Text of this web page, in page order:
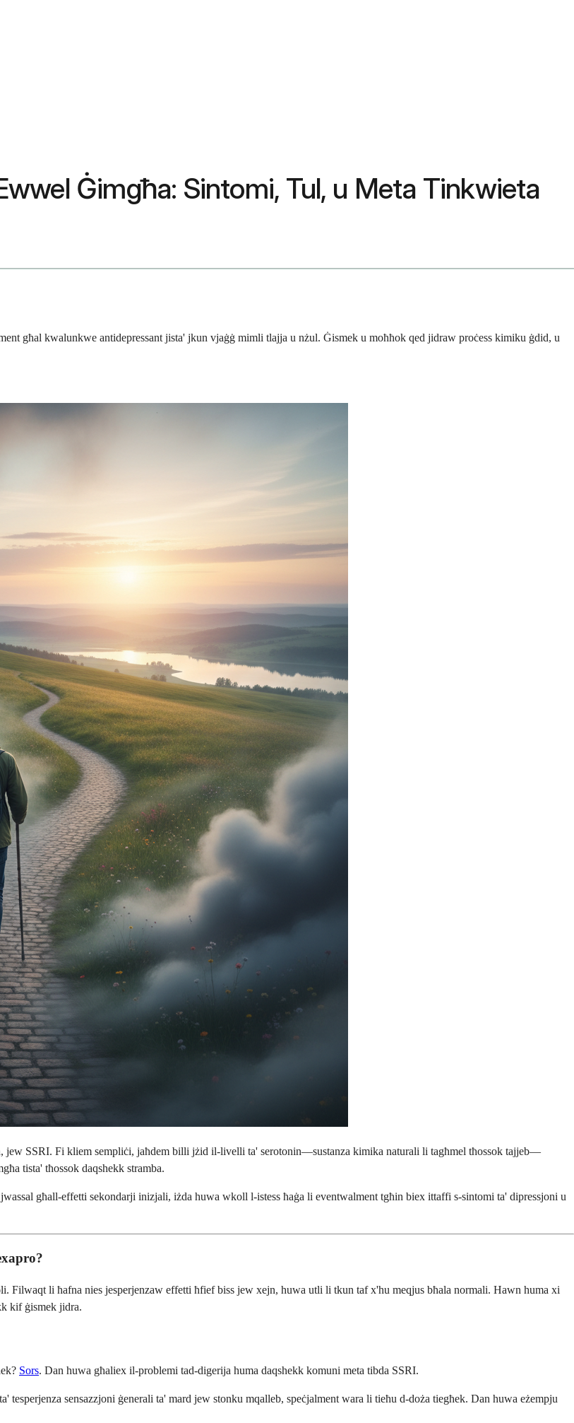
Ġimgħa: Sintomi, Tul, u Meta Tinkwieta
għal kwalunkwe antidepressant jista' jkun vjaġġ mimli tlajja u nżul. Ġismek u moħħok qed jidraw proċess kimiku ġdid, u
jew SSRI. Fi kliem sempliċi, jaħdem billi jżid il-livelli ta' serotonin—sustanza kimika naturali li tagħmel tħossok tajjeb—
tista' tħossok daqshekk stramba.
għall-effetti sekondarji inizjali, iżda huwa wkoll l-istess ħaġa li eventwalment tgħin biex ittaffi s-sintomi ta' dipressjoni u
Filwaqt li ħafna nies jesperjenzaw effetti ħfief biss jew xejn, huwa utli li tkun taf x'hu meqjus bħala normali. Hawn huma xi
kif ġismek jidra.
Sors. Dan huwa għaliex il-problemi tad-digerija huma daqshekk komuni meta tibda SSRI.
tesperjenza sensazzjoni ġenerali ta' mard jew stonku mqalleb, speċjalment wara li tieħu d-doża tiegħek. Dan huwa eżempju